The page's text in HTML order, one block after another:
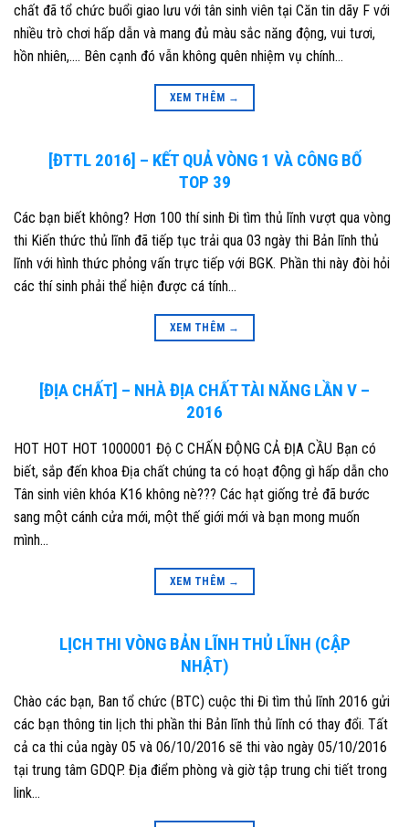
chất đã tổ chức buổi giao lưu với tân sinh viên tại Căn tin dãy F với
nhiều trò chơi hấp dẫn và mang đủ màu sắc năng động, vui tươi,
hồn nhiên,…. Bên cạnh đó vẫn không quên nhiệm vụ chính…
XEM THÊM →
[ĐTTL 2016] – KẾT QUẢ VÒNG 1 VÀ CÔNG BỐ
TOP 39
Các bạn biết không? Hơn 100 thí sinh Đi tìm thủ lĩnh vượt qua vòng
thi Kiến thức thủ lĩnh đã tiếp tục trải qua 03 ngày thi Bản lĩnh thủ
lĩnh với hình thức phỏng vấn trực tiếp với BGK. Phần thi này đòi hỏi
các thí sinh phải thể hiện được cá tính…
XEM THÊM →
[ĐỊA CHẤT] – NHÀ ĐỊA CHẤT TÀI NĂNG LẦN V –
2016
HOT HOT HOT 1000001 Độ C CHẤN ĐỘNG CẢ ĐỊA CẦU Bạn có
biết, sắp đến khoa Địa chất chúng ta có hoạt động gì hấp dẫn cho
Tân sinh viên khóa K16 không nè??? Các hạt giống trẻ đã bước
sang một cánh cửa mới, một thế giới mới và bạn mong muốn
mình…
XEM THÊM →
LỊCH THI VÒNG BẢN LĨNH THỦ LĨNH (CẬP
NHẬT)
Chào các bạn, Ban tổ chức (BTC) cuộc thi Đi tìm thủ lĩnh 2016 gửi
các bạn thông tin lịch thi phần thi Bản lĩnh thủ lĩnh có thay đổi. Tất
cả ca thi của ngày 05 và 06/10/2016 sẽ thi vào ngày 05/10/2016
tại trung tâm GDQP. Địa điểm phòng và giờ tập trung chi tiết trong
link…